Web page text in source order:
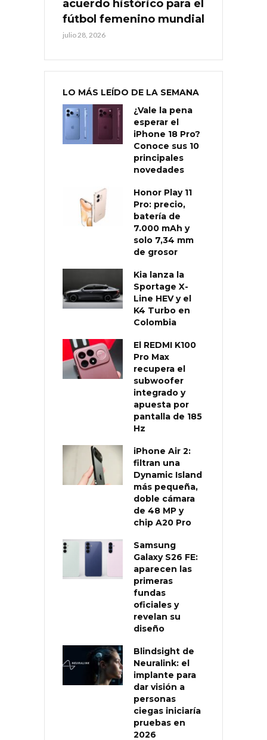
acuerdo histórico para el
fútbol femenino mundial
julio 28, 2026
LO MÁS LEÍDO DE LA SEMANA
¿Vale la pena
esperar el
iPhone 18 Pro?
Conoce sus 10
principales
novedades
Honor Play 11
Pro: precio,
batería de
7.000 mAh y
solo 7,34 mm
de grosor
Kia lanza la
Sportage X-
Line HEV y el
K4 Turbo en
Colombia
El REDMI K100
Pro Max
recupera el
subwoofer
integrado y
apuesta por
pantalla de 185
Hz
iPhone Air 2:
filtran una
Dynamic Island
más pequeña,
doble cámara
de 48 MP y
chip A20 Pro
Samsung
Galaxy S26 FE:
aparecen las
primeras
fundas
oficiales y
revelan su
diseño
Blindsight de
Neuralink: el
implante para
dar visión a
personas
ciegas iniciaría
pruebas en
2026